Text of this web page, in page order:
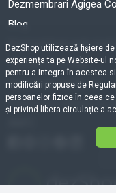
Dezmembrari Agigea
Blog
Dezmembrari auto
Termeni și condiții
Politică de cookie-uri
Prelucrarea datelor cu
DezShop utilizează fişiere
experiența ta pe Website-ul
pentru a integra în acestea
modificări propuse de
persoanelor fizice în ceea
și privind libera circulație a